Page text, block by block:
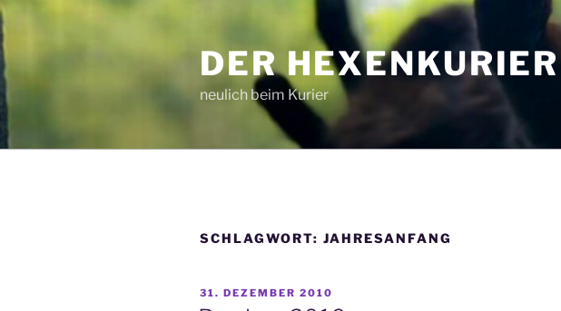
Zum
Inhalt
springen
DER HEXENKURIER
neulich beim Kurier
SCHLAGWORT: JAHRESANFANG
VERÖFFENTLICHT
AM
31. DEZEMBER 2010